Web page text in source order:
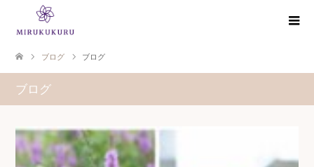
ブログ ブログ
ブログ